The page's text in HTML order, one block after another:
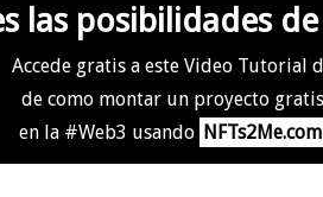
las posibilidades
Accede gratis a este Video Tutorial
de como montar un proyecto gratis
en la #Web3 usando NFTs2Me.com